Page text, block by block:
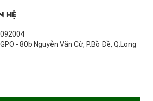
hệ
- 80b Nguyễn Văn Cừ, P.Bồ Đề, Q.Long